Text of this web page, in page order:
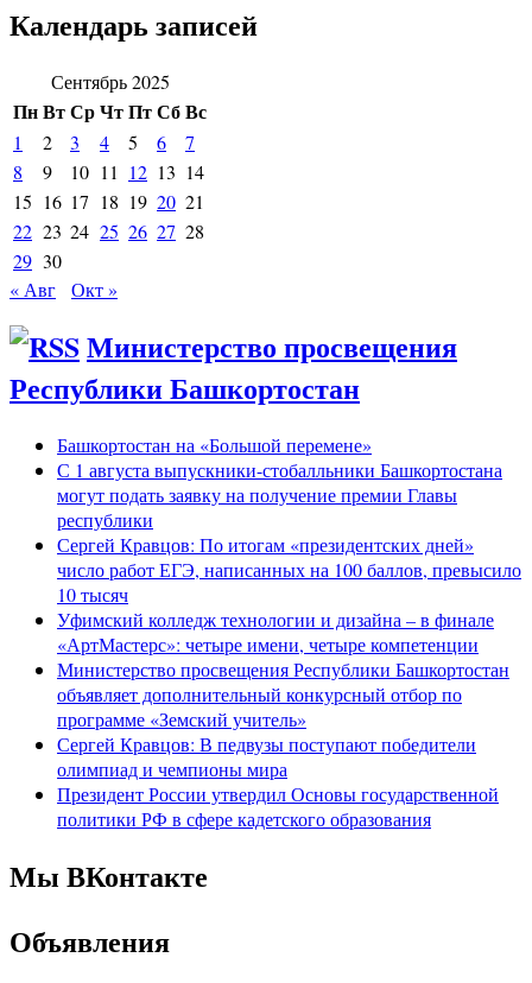
Календарь записей
Сентябрь 2025
ПнВтСрЧтПтСбВс
1 2 3 4 5 6
7
8
9 10 11 12 13 14
15 16 17 18 19 20 21
22 23 24 25 26 27 28
29 30
« Авг
Окт »
Министерство просвещения
Республики Башкортостан
Башкортостан на «Большой перемене»
С 1 августа выпускники-стобалльники Башкортостана
могут подать заявку на получение премии Главы
республики
Сергей Кравцов: По итогам «президентских дней»
число работ ЕГЭ, написанных на 100 баллов, превысило
10 тысяч
Уфимский колледж технологии и дизайна – в финале
«АртМастерс»: четыре имени, четыре компетенции
Министерство просвещения Республики Башкортостан
объявляет дополнительный конкурсный отбор по
программе «Земский учитель»
Сергей Кравцов: В педвузы поступают победители
олимпиад и чемпионы мира
Президент России утвердил Основы государственной
политики РФ в сфере кадетского образования
Мы ВКонтакте
Объявления